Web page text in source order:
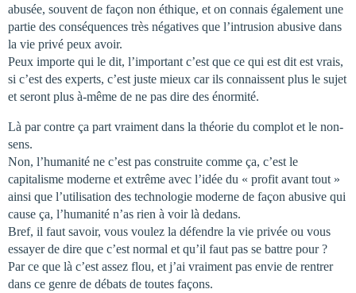
abusée, souvent de façon non éthique, et on connais également une
partie des conséquences très négatives que l’intrusion abusive dans
la vie privé peux avoir.
Peux importe qui le dit, l’important c’est que ce qui est dit est vrais,
si c’est des experts, c’est juste mieux car ils connaissent plus le sujet
et seront plus à-même de ne pas dire des énormité.
Là par contre ça part vraiment dans la théorie du complot et le non-
sens.
Non, l’humanité ne c’est pas construite comme ça, c’est le
capitalisme moderne et extrême avec l’idée du « profit avant tout »
ainsi que l’utilisation des technologie moderne de façon abusive qui
cause ça, l’humanité n’as rien à voir là dedans.
Bref, il faut savoir, vous voulez la défendre la vie privée ou vous
essayer de dire que c’est normal et qu’il faut pas se battre pour ?
Par ce que là c’est assez flou, et j’ai vraiment pas envie de rentrer
dans ce genre de débats de toutes façons.